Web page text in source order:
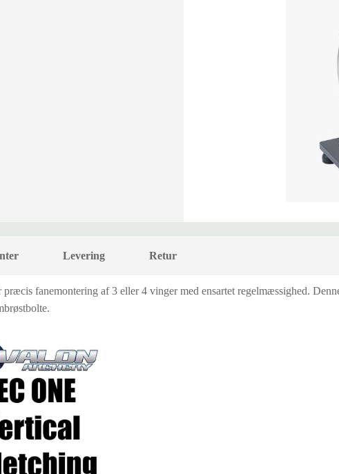
Levering Retur
fanemontering af 3 eller 4 vinger med ensartet regelmæssighed.